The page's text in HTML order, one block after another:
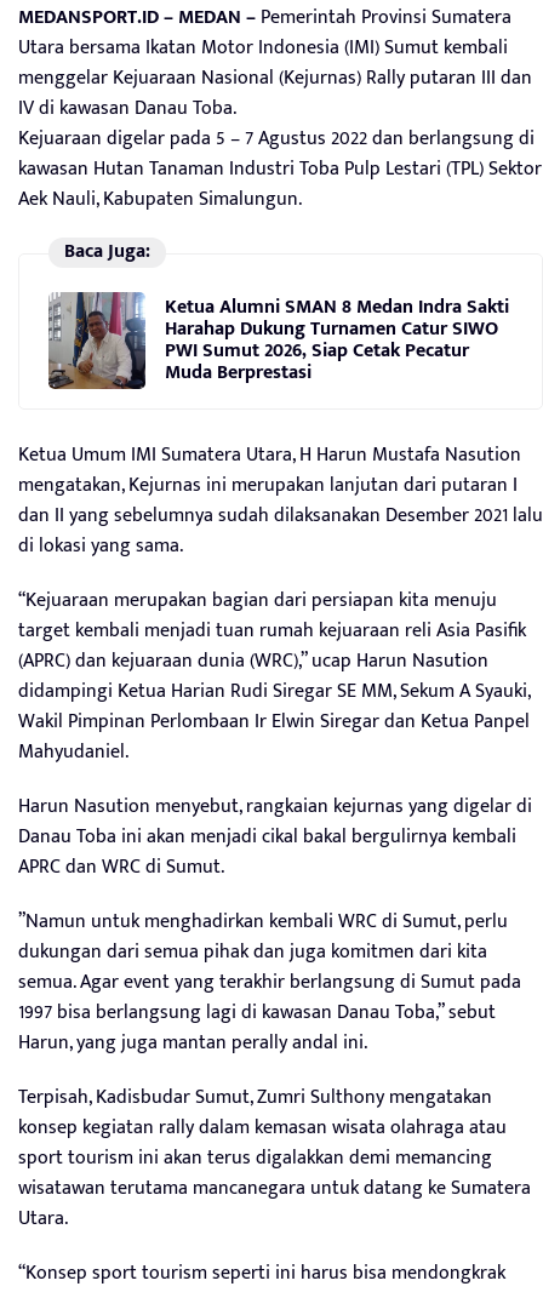
MEDANSPORT.ID – MEDAN –Pemerintah Provinsi Sumatera
Utara bersama Ikatan Motor Indonesia (IMI) Sumut kembali
menggelar Kejuaraan Nasional (Kejurnas) Rally putaran III dan
IV di kawasan Danau Toba.
Kejuaraan digelar pada 5 – 7 Agustus 2022 dan berlangsung di
kawasan Hutan Tanaman Industri Toba Pulp Lestari (TPL) Sektor
Aek Nauli, Kabupaten Simalungun.
Baca Juga:
Ketua Alumni SMAN 8 Medan Indra Sakti
Harahap Dukung Turnamen Catur SIWO
PWI Sumut 2026, Siap Cetak Pecatur
Muda Berprestasi
Ketua Umum IMI Sumatera Utara, H Harun Mustafa Nasution
mengatakan, Kejurnas ini merupakan lanjutan dari putaran I
dan II yang sebelumnya sudah dilaksanakan Desember 2021 lalu
di lokasi yang sama.
“Kejuaraan merupakan bagian dari persiapan kita menuju
target kembali menjadi tuan rumah kejuaraan reli Asia Pasifik
(APRC) dan kejuaraan dunia (WRC),” ucap Harun Nasution
didampingi Ketua Harian Rudi Siregar SE MM, Sekum A Syauki,
Wakil Pimpinan Perlombaan Ir Elwin Siregar dan Ketua Panpel
Mahyudaniel.
Harun Nasution menyebut, rangkaian kejurnas yang digelar di
Danau Toba ini akan menjadi cikal bakal bergulirnya kembali
APRC dan WRC di Sumut.
”Namun untuk menghadirkan kembali WRC di Sumut, perlu
dukungan dari semua pihak dan juga komitmen dari kita
semua. Agar event yang terakhir berlangsung di Sumut pada
1997 bisa berlangsung lagi di kawasan Danau Toba,” sebut
Harun, yang juga mantan perally andal ini.
Terpisah, Kadisbudar Sumut, Zumri Sulthony mengatakan
konsep kegiatan rally dalam kemasan wisata olahraga atau
sport tourism ini akan terus digalakkan demi memancing
wisatawan terutama mancanegara untuk datang ke Sumatera
Utara.
“Konsep sport tourism seperti ini harus bisa mendongkrak